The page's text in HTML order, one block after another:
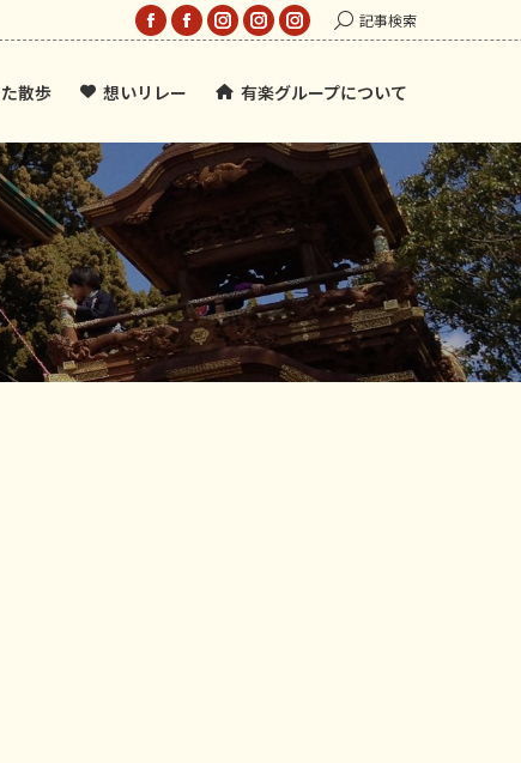
Facebook
opens
new
window
Facebook
opens
new
window
Instagram
opens
new
window
Instagram
opens
new
Instagram
opens
new
window
Search:記事検索
散歩 想いリレー 有楽グループについて